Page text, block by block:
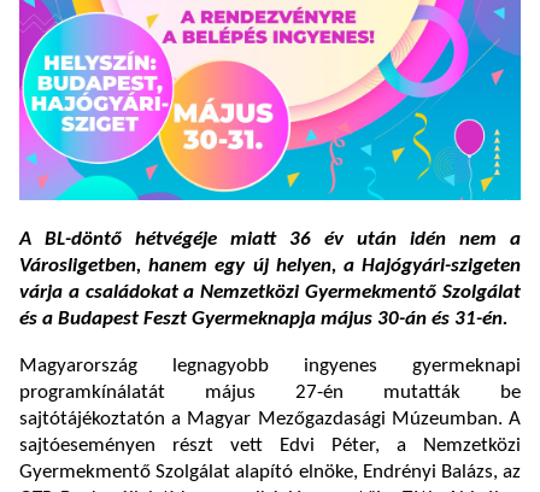
A BL-döntő hétvégéje miatt 36 év után idén nem a
Városligetben, hanem egy új helyen, a Hajógyári-szigeten
várja a családokat a Nemzetközi Gyermekmentő Szolgálat
és a Budapest Feszt Gyermeknapja május 30-án és 31-én.
Magyarország legnagyobb ingyenes gyermeknapi
programkínálatát május 27-én mutatták be
sajtótájékoztatón a Magyar Mezőgazdasági Múzeumban. A
sajtóeseményen részt vett Edvi Péter, a Nemzetközi
Gyermekmentő Szolgálat alapító elnöke, Endrényi Balázs, az